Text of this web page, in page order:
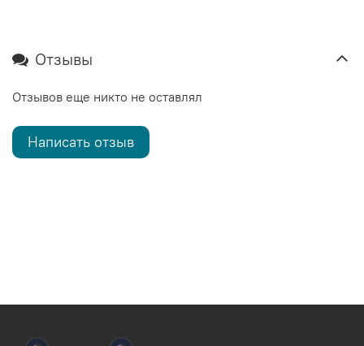
Отзывы
Отзывов еще никто не оставлял
Написать отзыв